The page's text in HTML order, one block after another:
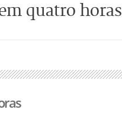
quatro horas